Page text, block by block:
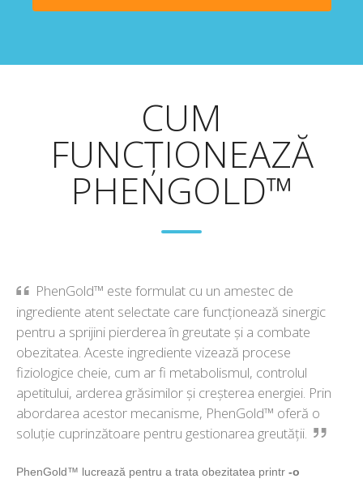
CUM
FUNCȚIONEAZĂ
PHENGOLD™
PhenGold™ este formulat cu un amestec de
ingrediente atent selectate care funcționează sinergic
pentru a sprijini pierderea în greutate și a combate
obezitatea. Aceste ingrediente vizează procese
fiziologice cheie, cum ar fi metabolismul, controlul
apetitului, arderea grăsimilor și creșterea energiei. Prin
abordarea acestor mecanisme, PhenGold™ oferă o
soluție cuprinzătoare pentru gestionarea greutății.
PhenGold™ lucrează pentru a trata obezitatea printr -o